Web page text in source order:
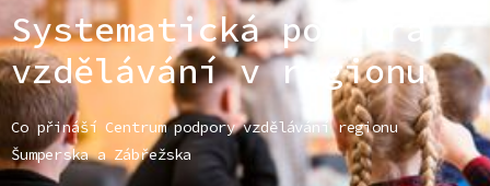
Systematická podpora
vzdělávání v regionu
Co přináší Centrum podpory vzdělávání regionu
Šumperska a Zábřežska